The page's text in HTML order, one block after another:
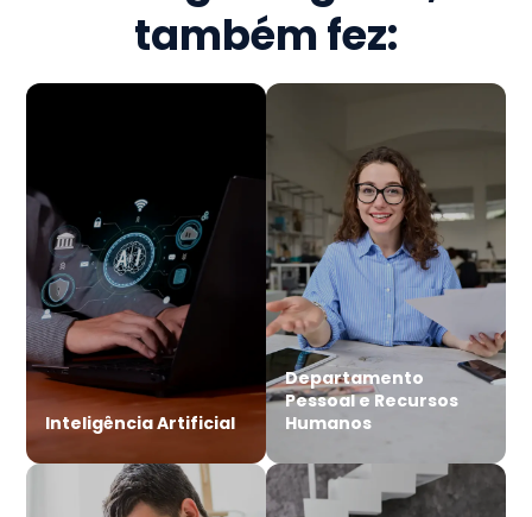
também fez:
Inteligência Artificial
Departamento
Pessoal e Recursos
Humanos